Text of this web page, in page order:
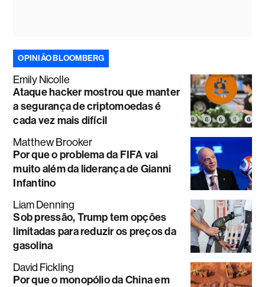
OPINIÃO BLOOMBERG
Emily Nicolle
Ataque hacker mostrou que manter
a segurança de criptomoedas é
cada vez mais difícil
Matthew Brooker
Por que o problema da FIFA vai
muito além da liderança de Gianni
Infantino
Liam Denning
Sob pressão, Trump tem opções
limitadas para reduzir os preços da
gasolina
David Fickling
Por que o monopólio da China em